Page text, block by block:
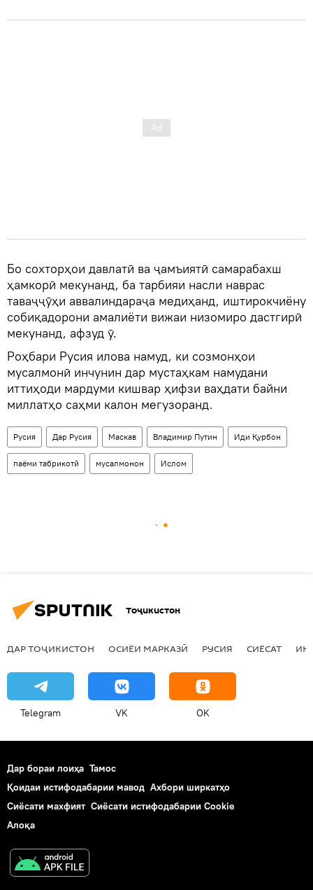
Бо сохторҳои давлатӣ ва ҷамъиятӣ самарабахш
ҳамкорӣ мекунанд, ба тарбияи насли наврас
таваҷҷӯҳи аввалиндараҷа медиҳанд, иштирокчиёну
собиқадорони амалиёти вижаи низомиро дастгирӣ
мекунанд, афзуд ӯ.
Роҳбари Русия илова намуд, ки созмонҳои
мусалмонӣ инчунин дар мустаҳкам намудани
иттиҳоди мардуми кишвар ҳифзи ваҳдати байни
миллатҳо саҳми калон мегузоранд.
Русия Дар Русия Маскав Владимир Путин Иди Қурбон
паёми табрикотӣ мусалмонон Ислом
Тоҷикистон
ДАР ТОҶИКИСТОН ОСИЁИ МАРКАЗӢ РУСИЯ СИЁСАТ
Telegram VK OK
Дар бораи лоиҳа Тамос
Қоидаи истифодабарии мавод Ахбори ширкатҳо
Сиёсати махфият Сиёсати истифодабарии Cookie
Алоқа